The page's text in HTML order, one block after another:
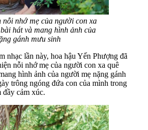
nỗi nhớ mẹ của người con xa
hát và mang hình ảnh của
gánh mưu sinh
nhạc lần này, hoa hậu Yến Phượng đã
nỗi nhớ mẹ của người con xa quê
hình ảnh của người mẹ nặng gánh
trông ngóng đứa con của mình trong
cảm xúc.